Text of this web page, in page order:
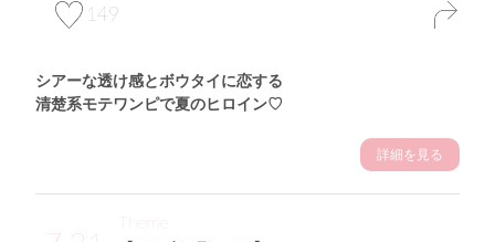
149
シアーな透け感とボウタイに恋する
清楚系モテワンピで夏のヒロイン♡
詳細を見る
Theme